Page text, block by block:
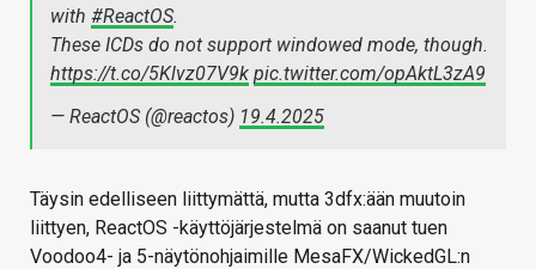
with #ReactOS.
These ICDs do not support windowed mode, though.
https://t.co/5Klvz07V9k pic.twitter.com/opAktL3zA9
— ReactOS (@reactos) 19.4.2025
Täysin edelliseen liittymättä, mutta 3dfx:ään muutoin
liittyen, ReactOS -käyttöjärjestelmä on saanut tuen
Voodoo4- ja 5-näytönohjaimille MesaFX/WickedGL:n